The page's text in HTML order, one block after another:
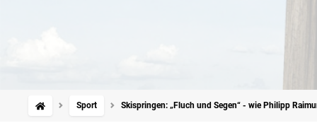
Sport Skispringen: „Fluch und Segen“ - wie Philipp